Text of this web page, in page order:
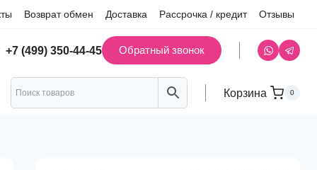
Возврат обмен Доставка Рассрочка / кредит Отзывы
+7 (499) 350-44-45 Обратный звонок
Корзина 0